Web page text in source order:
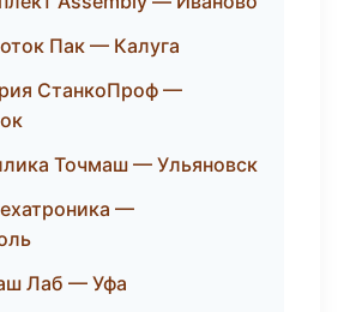
Пак — Калуга
СтанкоПроф —
Точмаш — Ульяновск
—
Лаб — Уфа